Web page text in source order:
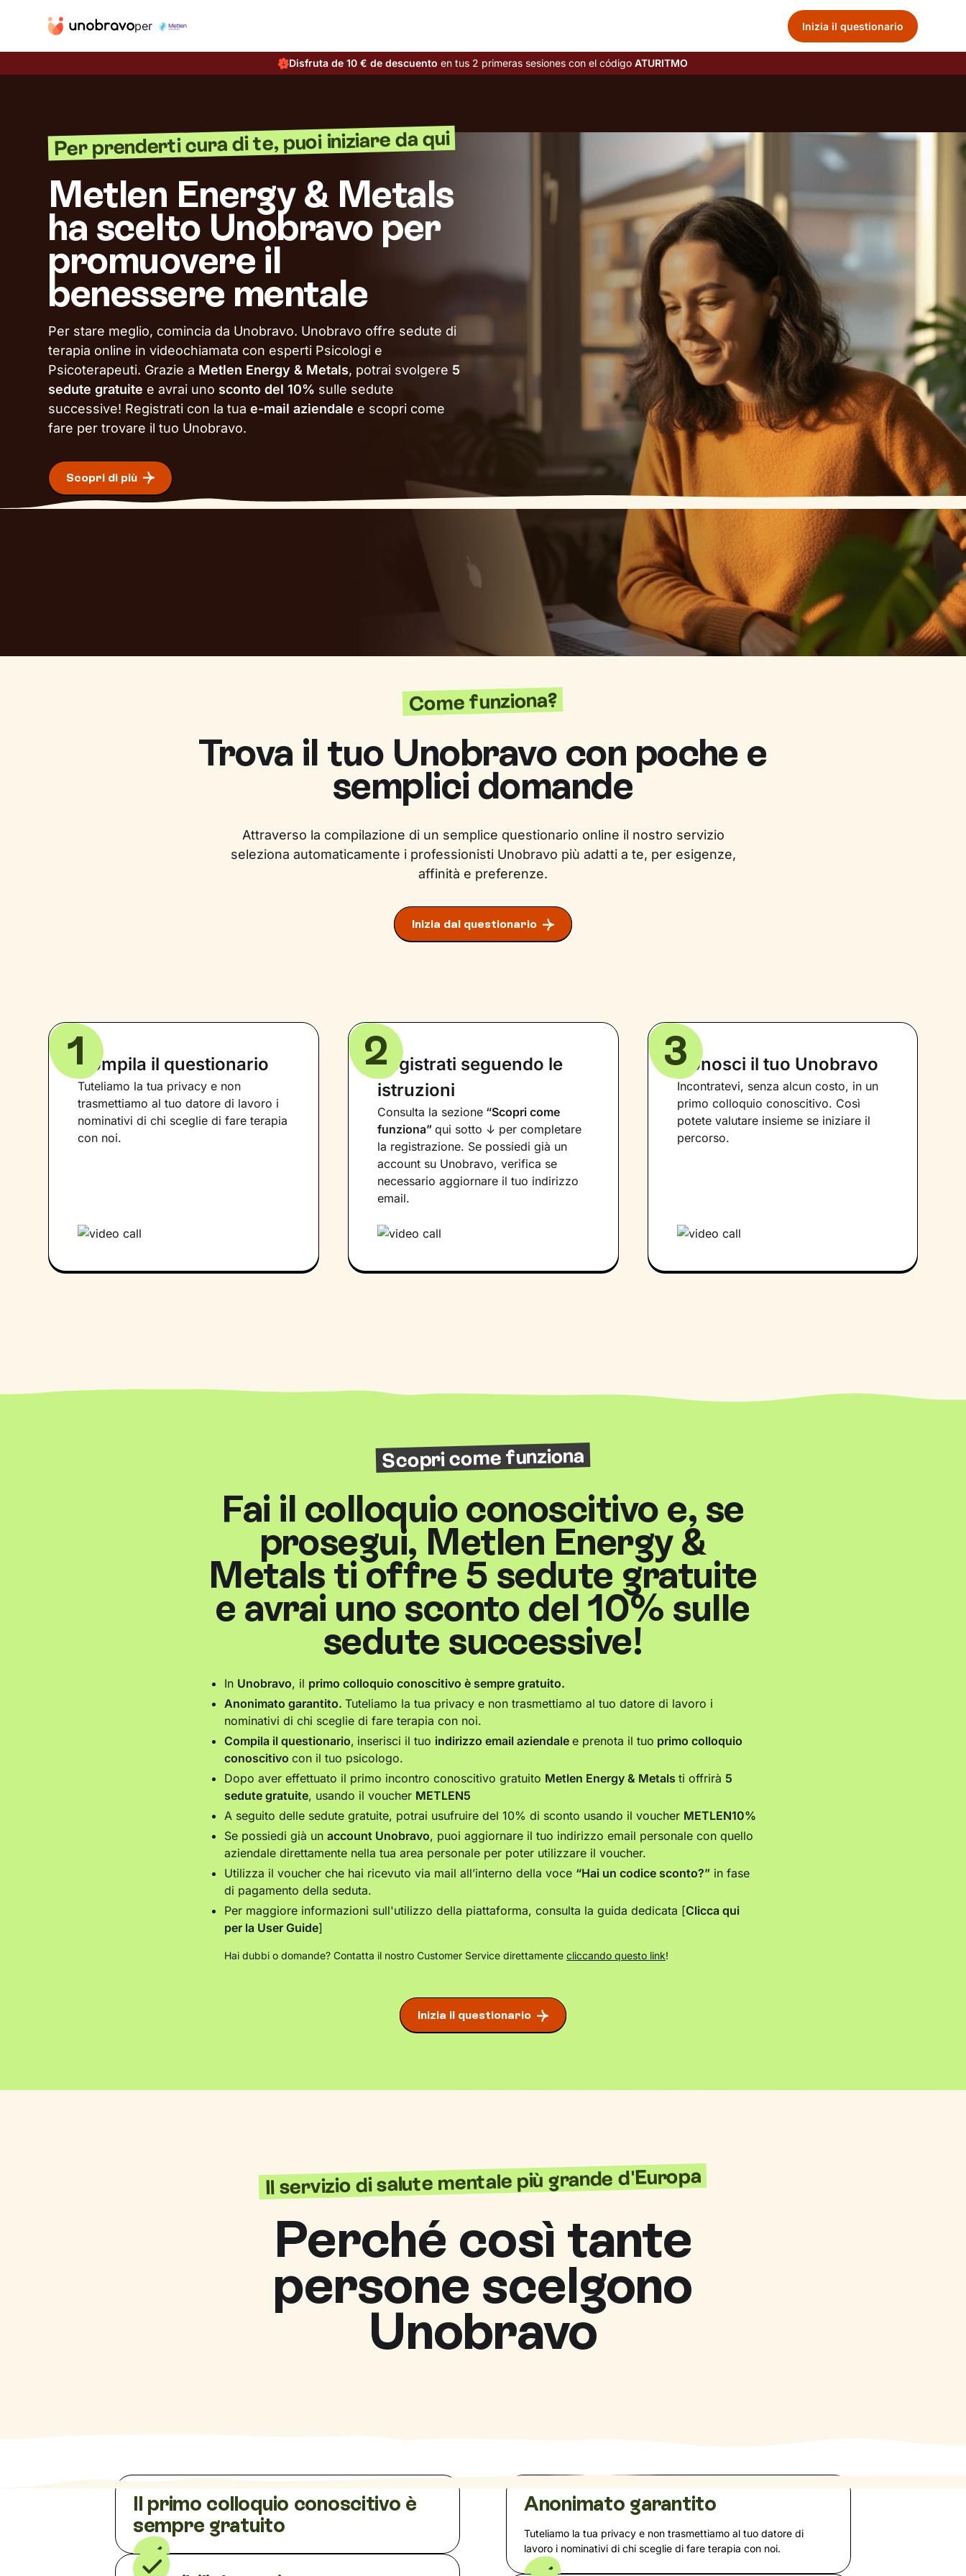
per Inizia il questionario
Disfruta de 10 € de descuento en tus 2 primeras sesiones con el código ATURITMO
Per prenderti cura di te, puoi iniziare da qui
Metlen Energy & Metals
ha scelto Unobravo per
promuovere il
benessere mentale
Per stare meglio, comincia da Unobravo. Unobravo offre sedute di
terapia online in videochiamata con esperti Psicologi e
Psicoterapeuti. Grazie a Metlen Energy & Metals, potrai svolgere 5
sedute gratuite e avrai uno sconto del 10% sulle sedute
successive! Registrati con la tuae-mail aziendale e scopri come
fare per trovare il tuo Unobravo.
Scopri di più
Come funziona?
Trova il tuo Unobravo con poche e
semplici domande
Attraverso la compilazione di un semplice questionario online il nostro servizio
seleziona automaticamente i professionisti Unobravo più adatti a te, per esigenze,
affinità e preferenze.
Inizia dal questionario
Compila il questionario
Tuteliamo la tua privacy e non
trasmettiamo al tuo datore di lavoro i
nominativi di chi sceglie di fare terapia
con noi.
1
Registrati seguendo le
istruzioni
Consulta la sezione“Scopri come
funziona” qui sotto ↓ per completare
la registrazione. Se possiedi già un
account su Unobravo, verifica se
necessario aggiornare il tuo indirizzo
email.
2 Conosci il tuo Unobravo
Incontratevi, senza alcun costo, in un
primo colloquio conoscitivo. Così
potete valutare insieme se iniziare il
percorso.
3
Scopri come funziona
Fai il colloquio conoscitivo e, se
prosegui, Metlen Energy &
Metals ti offre 5 sedute gratuite
e avrai uno sconto del 10% sulle
sedute successive!
In Unobravo, il primo colloquio conoscitivo è sempre gratuito.
Anonimato garantito. Tuteliamo la tua privacy e non trasmettiamo al tuo datore di lavoro i
nominativi di chi sceglie di fare terapia con noi.
Compila il questionario, inserisci il tuo indirizzo email aziendale e prenota il tuo primo colloquio
conoscitivo con il tuo psicologo.
Dopo aver effettuato il primo incontro conoscitivo gratuito Metlen Energy & Metals ti offrirà 5
sedute gratuite, usando il voucher METLEN5
A seguito delle sedute gratuite, potrai usufruire del 10% di sconto usando il voucher METLEN10%
Se possiedi già un account Unobravo, puoi aggiornare il tuo indirizzo email personale con quello
aziendale direttamente nella tua area personale per poter utilizzare il voucher.
Utilizza il voucher che hai ricevuto via mail all’interno della voce “Hai un codice sconto?” in fase
di pagamento della seduta.
Per maggiore informazioni sull'utilizzo della piattaforma, consulta la guida dedicata [Clicca qui
per la User Guide]
Hai dubbi o domande? Contatta il nostro Customer Service direttamente cliccando questo link!
Inizia il questionario
Il servizio di salute mentale più grande d'Europa
Perché così tante
persone scelgono
Unobravo
Il primo colloquio conoscitivo è
sempre gratuito
Anonimato garantito
Tuteliamo la tua privacy e non trasmettiamo al tuo datore di
lavoro i nominativi di chi sceglie di fare terapia con noi.